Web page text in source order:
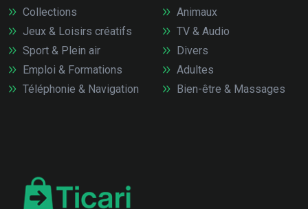
Collections
Jeux & Loisirs créatifs
Sport & Plein air
Emploi & Formations
Téléphonie & Navigation
Animaux
TV & Audio
Divers
Adultes
Bien-être & Massages